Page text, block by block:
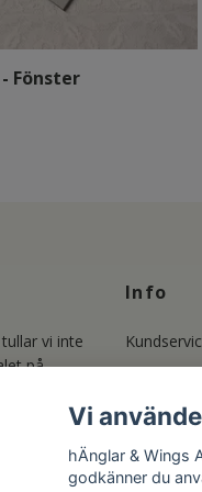
Fönster
vi inte
på
Info
Info om
Vi
hÄnglar & Wings
godkänner du